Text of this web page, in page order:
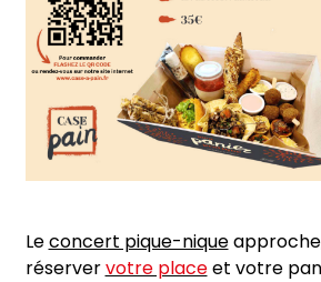
Leconcert pique-nique
réservervotre placeet votre